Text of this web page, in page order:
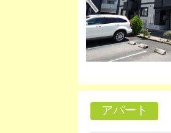
アパート